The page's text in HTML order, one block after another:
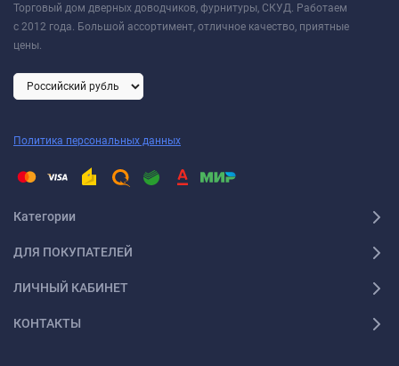
Торговый дом дверных доводчиков, фурнитуры, СКУД. Работаем
с 2012 года. Большой ассортимент, отличное качество, приятные
цены.
Политика персональных данных
Категории
ДЛЯ ПОКУПАТЕЛЕЙ
ЛИЧНЫЙ КАБИНЕТ
КОНТАКТЫ